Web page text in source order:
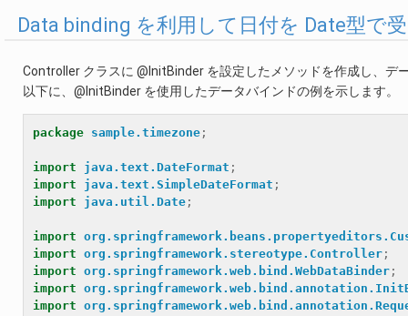
Data binding を利用して日付を Date型で
Controller クラスに @InitBinder を設定したメソッドを作成し、デ
以下に、@InitBinder を使用したデータバインドの例を示します。
package sample.timezone ;
import java.text.DateFormat ;
import
java.text.SimpleDateFormat ;
import
java.util.Date ;
import
import org.springframework.stereotype.Controller ;
import org.springframework.web.bind.WebDataBinder ;
import
import